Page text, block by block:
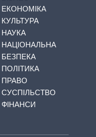
ЕКОНОМІКА
КУЛЬТУРА
НАУКА
НАЦІОНАЛЬНА
БЕЗПЕКА
ПОЛІТИКА
ПРАВО
СУСПІЛЬСТВО
ФІНАНСИ